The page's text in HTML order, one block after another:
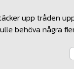
upp tråden
behöva några